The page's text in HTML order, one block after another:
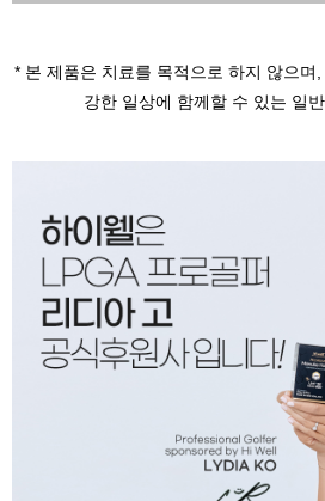
* 본 제품은 치료를 목적으로 하지 않으며,
강한 일상에 함께할 수 있는 일